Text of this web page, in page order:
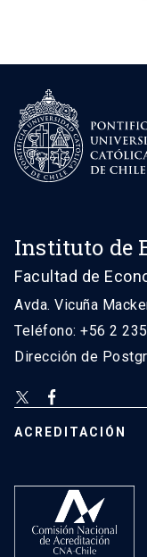
Instituto de
Facultad de
Avda. Vicuña
Teléfono: +56 2
Dirección de
ACREDITACIÓN